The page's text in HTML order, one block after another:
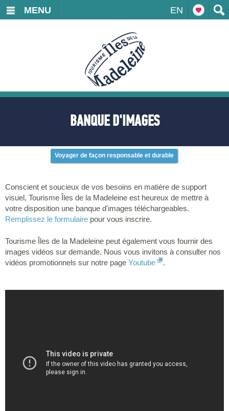
EN
MENU
BANQUE D'IMAGES
Voyager de façon responsable et durable
Conscient et soucieux de vos besoins en matière de support
visuel, Tourisme Îles de la Madeleine est heureux de mettre à
votre disposition une banque d'images téléchargeables.
Remplissez le formulaire pour vous inscrire.
Tourisme Îles de la Madeleine peut également vous fournir des
images vidéos sur demande. Nous vous invitons à consulter nos
vidéos promotionnels sur notre page Youtube .